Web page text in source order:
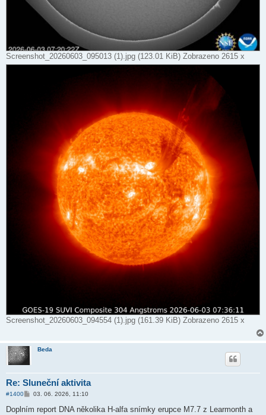
Screenshot_20260603_095013 (1).jpg (123.01 KiB) Zobrazeno 2615 x
Screenshot_20260603_094554 (1).jpg (161.39 KiB) Zobrazeno 2615 x
Beda
Re: Sluneční aktivita
#1400
P
í
03. 06. 2026, 11:10
Doplním report DNA několika H-alfa snímky erupce M7.7 z Learmonth a